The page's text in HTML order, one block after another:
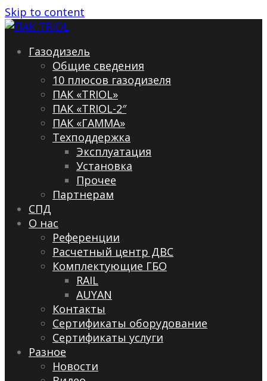
Skip to content
Газодизель
Общие сведения
10 плюсов газодизеля
ПАК «TRIOL»
ПАК «TRIOL-2″
ПАК «ГАММА»
Техподдержка
Эксплуатация
Установка
Прочее
Партнерам
СПД
О нас
Референции
Расчетный центр ДВС
Комплектующие ГБО
RAIL
AUYAN
Контакты
Сертификаты оборудование
Сертификаты услуги
Разное
Новости